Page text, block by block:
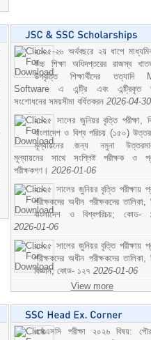
২০২৫-২৬ অর্থবছরে ২য় ধাপে
উচ্চ শিক্ষা অধিদপ্তরের রাজস্ব
উপবৃত্তি শিক্ষার্থীদের তত্যাদি
Software এ এন্ট্রি এবং এন্ট্রিকৃত
সংশোধনের সময়সীমা বর্ধিতকরন 2026-04-30
২০২৫ সালের জুনিয়র বৃত্তি পরীক্ষা,
বাংলাদেশ ও বিশ্ব পরিচয় (১৫০)
মূল্যায়নের জন্য নমুনা
মূল্যায়নের সাথে সংশ্লিষ্ট পরীক্ষক ও
পরীক্ষকগণ। 2026-01-06
২০২৫ সালের জুনিয়র বৃত্তি পরীক্ষায়
পরীক্ষকদের অধীন পরীক্ষকদের তালিকা,
বাংলাদেশ ও বিশ্বপরিচয়; কোড-
2026-01-06
২০২৫ সালের জুনিয়র বৃত্তি পরীক্ষায়
পরীক্ষকদের অধীন পরীক্ষকদের তালিকা,
বিজ্ঞান; কোড- ১২৭ 2026-01-06
View more
এসএসসি পরীক্ষা ২০২৬ বিষয়: